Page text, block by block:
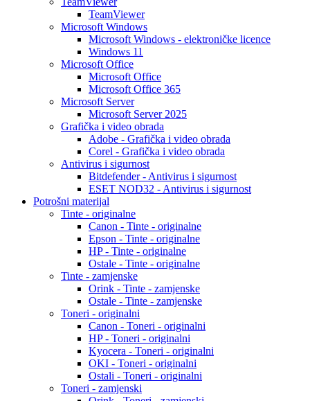
TeamViewer
Microsoft Windows
Microsoft Windows - elektroničke licence
Windows 11
Microsoft Office
Microsoft Office
Microsoft Office 365
Microsoft Server
Microsoft Server 2025
Grafička i video obrada
Adobe - Grafička i video obrada
Corel - Grafička i video obrada
Antivirus i sigurnost
Bitdefender - Antivirus i sigurnost
ESET NOD32 - Antivirus i sigurnost
Potrošni materijal
Tinte - originalne
Canon - Tinte - originalne
Epson - Tinte - originalne
HP - Tinte - originalne
Ostale - Tinte - originalne
Tinte - zamjenske
Orink - Tinte - zamjenske
Ostale - Tinte - zamjenske
Toneri - originalni
Canon - Toneri - originalni
HP - Toneri - originalni
Kyocera - Toneri - originalni
OKI - Toneri - originalni
Ostali - Toneri - originalni
Toneri - zamjenski